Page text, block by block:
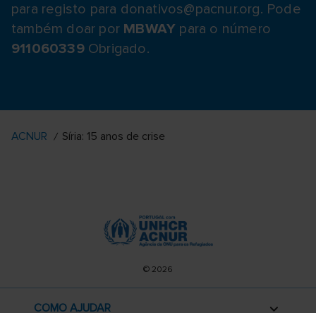
para registo para donativos@pacnur.org. Pode
também doar por MBWAY para o número
911060339Obrigado.
ACNUR Síria: 15 anos de crise
© 2026
COMO AJUDAR